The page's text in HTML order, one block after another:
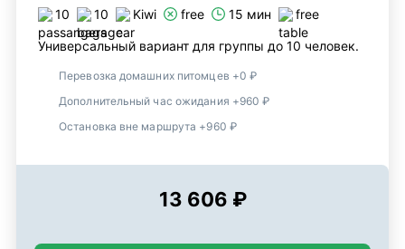
10 10 Kiwi free 15 мин free
Универсальный вариант для группы до 10 человек.
Перевозка домашних питомцев +0 ₽
Дополнительный час ожидания +960 ₽
Остановка вне маршрута +960 ₽
13 606 ₽